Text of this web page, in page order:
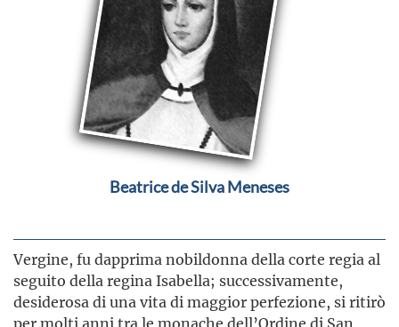
Beatrice de Silva Meneses
Vergine, fu dapprima nobildonna della corte regia al
seguito della regina Isabella; successivamente,
desiderosa di una vita di maggior perfezione, si ritirò